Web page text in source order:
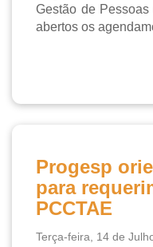
Gestão de
abertos os
Progesp
para
PCCTAE
Terça-feira, 14 de